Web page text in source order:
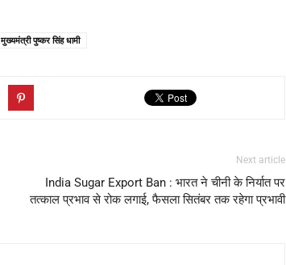
मुख्यमंत्री पुष्कर सिंह धामी
Next article
India Sugar Export Ban : भारत ने चीनी के निर्यात पर
तत्काल प्रभाव से रोक लगाई, फैसला सितंबर तक रहेगा प्रभावी